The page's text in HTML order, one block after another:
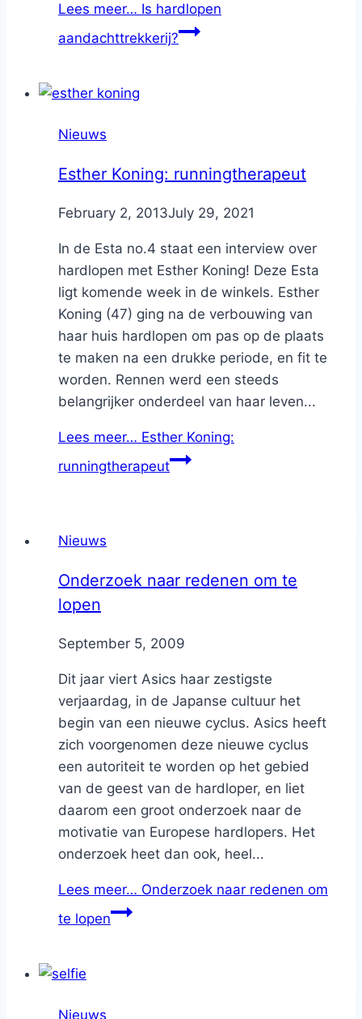
Lees meer… Is hardlopen
aandachttrekkerij?
Nieuws
Esther Koning: runningtherapeut
ByNicole
February 2, 2013July 29, 2021
In de Esta no.4 staat een interview over
hardlopen met Esther Koning! Deze Esta
ligt komende week in de winkels. Esther
Koning (47) ging na de verbouwing van
haar huis hardlopen om pas op de plaats
te maken na een drukke periode, en fit te
worden. Rennen werd een steeds
belangrijker onderdeel van haar leven...
Lees meer… Esther Koning:
runningtherapeut
Nieuws
Onderzoek naar redenen om te
lopen
ByNicole
September 5, 2009
Dit jaar viert Asics haar zestigste
verjaardag, in de Japanse cultuur het
begin van een nieuwe cyclus. Asics heeft
zich voorgenomen deze nieuwe cyclus
een autoriteit te worden op het gebied
van de geest van de hardloper, en liet
daarom een groot onderzoek naar de
motivatie van Europese hardlopers. Het
onderzoek heet dan ook, heel...
Lees meer… Onderzoek naar redenen om
te lopen
Nieuws